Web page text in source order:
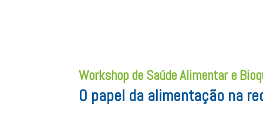
Workshop de Saúde Alimentar e
O papel da alimentação na